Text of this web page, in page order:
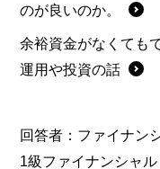
のが良いのか。
余裕資金がなくても
運用や投資の話
回答者： ファイナン
1級ファイナンシャ